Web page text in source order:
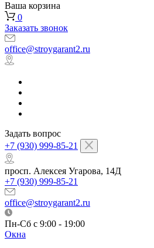
Ваша корзина
0
Заказать звонок
office@stroygarant2.ru
Задать вопрос
+7 (930) 999-85-21
просп. Алексея Угарова, 14Д
+7 (930) 999-85-21
office@stroygarant2.ru
Пн-Сб с 9:00 - 19:00
Окна